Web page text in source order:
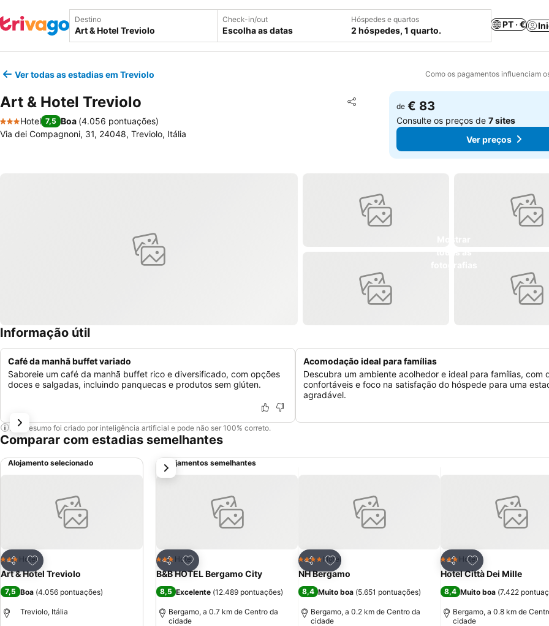
Destino Check-in/out
Escolha as datas
Hóspedes e quartos
2 hóspedes, 1 quarto.
PT · €
Ver todas as estadias em Treviolo Como os pagamentos influenciam
Art & Hotel Treviolo Partilhar
Adicionar aos favoritos
3 Estrelas
Hotel 7,5 Boa (4.056 pontuações)
Via dei Compagnoni, 31, 24048, Treviolo, Itália
de € 83
Consulte os preços de7 sites
Ver preços
Informação útil
Café da manhã buffet variado
Saboreie um café da manhã buffet rico e diversificado, com opções
doces e salgadas, incluindo panquecas e produtos sem glúten.
Acomodação ideal para famílias
Descubra um ambiente acolhedor e ideal para famílias, com
confortáveis e foco na satisfação do hóspede para uma
agradável.
Este resumo foi criado por inteligência artificial e pode não ser 100% correto.
Comparar com estadias semelhantes
Alojamento selecionado
Partilhar
Adicionar aos favoritos
3 Estrelas
Hotel
Art & Hotel Treviolo
7,5 Boa (4.056 pontuações)
Treviolo, Itália
Alojamentos semelhantes
Partilhar
Adicionar aos favoritos
3 Estrelas
Hotel
B&B HOTEL Bergamo City
8,5 Excelente (12.489 pontuações)
Bergamo, a 0.7 km de Centro da
cidade
Partilhar
Adicionar aos favoritos
4 EstrelasHotel
NH Bergamo
8,4 Muito boa (5.651 pontuações)
Bergamo, a 0.2 km de Centro da
cidade
Partilhar
Adicionar aos
3 Estrelas
Hotel
Hotel Città Dei Mille
8,4 Muito boa (7.422
Bergamo, a 0.8 km de
cidade
próximo